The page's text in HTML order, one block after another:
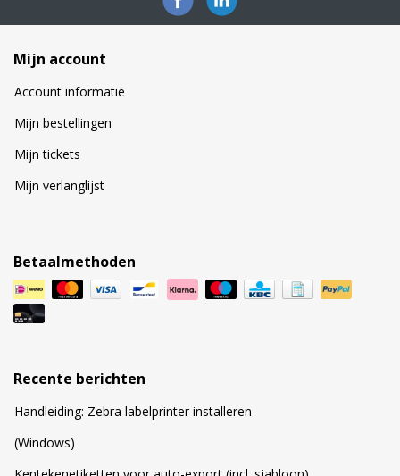
Mijn account
Account informatie
Mijn bestellingen
Mijn tickets
Mijn verlanglijst
Betaalmethoden
Recente berichten
Handleiding: Zebra labelprinter installeren
(Windows)